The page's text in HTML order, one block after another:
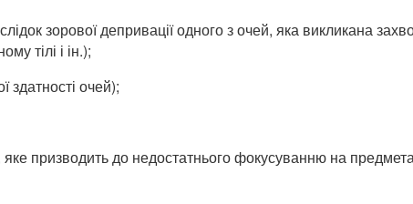
зорової депривації одного з очей, яка викликана
тілі і ін.);
здатності очей);
призводить до недостатнього фокусуванню на